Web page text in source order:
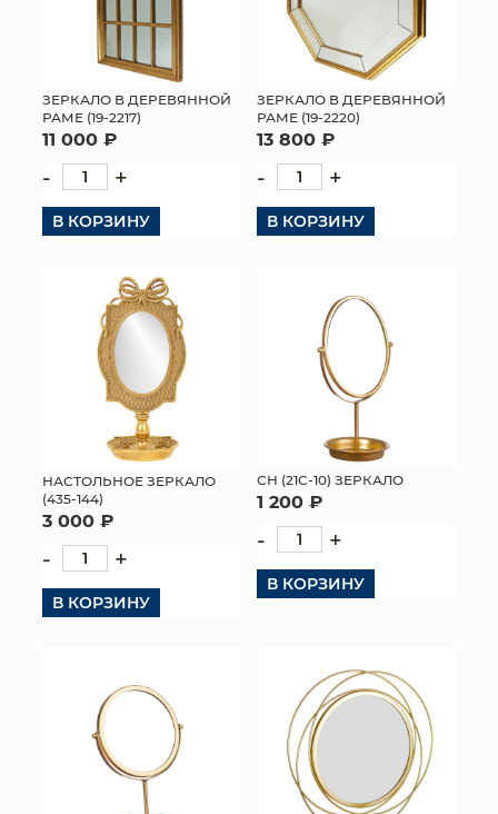
ЗЕРКАЛО В ДЕРЕВЯННОЙ
РАМЕ (19-2217)
11 000 ₽
- +
В КОРЗИНУ
ЗЕРКАЛО В ДЕРЕВЯННОЙ
РАМЕ (19-2220)
13 800 ₽
- +
В КОРЗИНУ
НАСТОЛЬНОЕ ЗЕРКАЛО
(435-144)
3 000 ₽
- +
В КОРЗИНУ
СН (21C-10) ЗЕРКАЛО
1 200 ₽
- +
В КОРЗИНУ